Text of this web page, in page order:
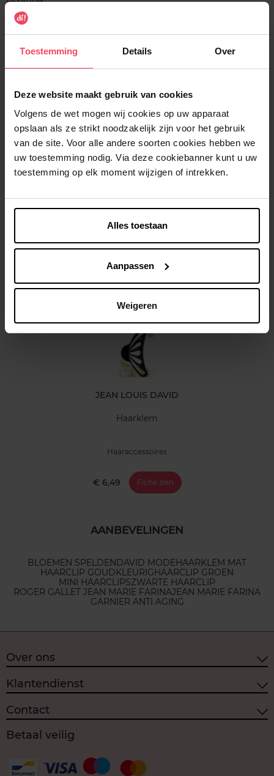
Toestemming Details Over
Deze website maakt gebruik van cookies
Volgens de wet mogen wij cookies op uw apparaat
opslaan als ze strikt noodzakelijk zijn voor het gebruik
van de site. Voor alle andere soorten cookies hebben we
uw toestemming nodig. Via deze cookiebanner kunt u uw
toestemming op elk moment wijzigen of intrekken.
Alles toestaan
Aanpassen
Weigeren
Voorradig
In winkelmandje
Gratis levering bij aankoop van min. 35€.
Gratis retour in je winkelpunt
Verzending binnen 24u
JEAN LOUIS DAVID
Haarklem
Haaraccessoires
€ 6,49 Fiche zien
AANBEVELINGEN
BLOEMEN SPELDENDAVID MODEHAARKLEM MAT
HAARCLIP GOUDKLEURIGHAARCLIP GROEN
MINI HAARCLIPSZWARTE HAARCLIP
ROGER GALLET JEAN MARIE FARINAJEAN MARIE FARINA
GARNIER ANTI AGING
Over ons
Klantendienst
Contact
Betaal veilig